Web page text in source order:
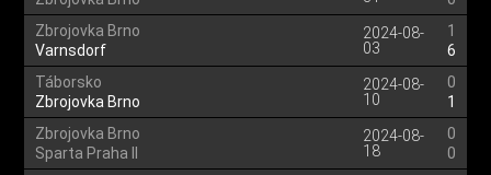
Zbrojovka Brno
Varnsdorf
2024-08-
03
1
6
Táborsko
Zbrojovka Brno
2024-08-
10
0
1
Zbrojovka Brno
Sparta Praha II
2024-08-
18
0
0